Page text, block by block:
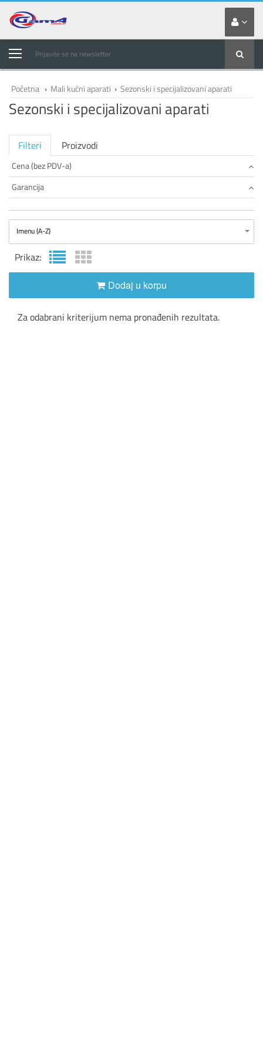
Prijavite se na newsletter
Početna › Mali kućni aparati › Sezonski i specijalizovani aparati
Sezonski i specijalizovani aparati
Filteri Proizvodi
Cena (bez PDV-a)
Garancija
Imenu (A-Z)
Prikaz:
Dodaj u korpu
Za odabrani kriterijum nema pronađenih rezultata.